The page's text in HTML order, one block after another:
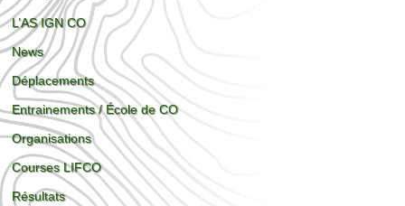
L’AS IGN CO
News
Déplacements
Entrainements / École de CO
Organisations
Courses LIFCO
Résultats